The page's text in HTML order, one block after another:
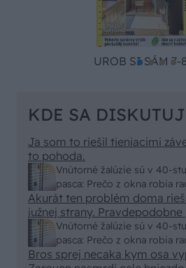
UROB SI SÁM
KDE SA
Vnútorné žalúzie sú v 40-
pasca: Prečo z okna robia
vyriešiť za pár eur?
Ja som to riešil tieniacimi
to pohoda.
Vnútorné žalúzie sú v 40-
pasca: Prečo z okna robia
vyriešiť za pár eur?
Akurát ten problém doma
južnej strany.
vonkajšieho tienenia na
250x150cm. Čínsky
eur kus.
Bros sprej necaka kym osa